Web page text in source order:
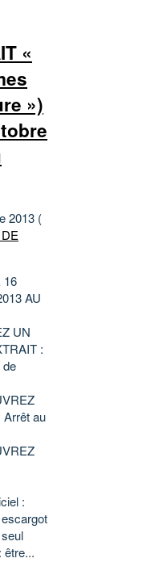
«
»)
2013 (
16
AU
UN
:
de
Arrêt au
:
seul
être...